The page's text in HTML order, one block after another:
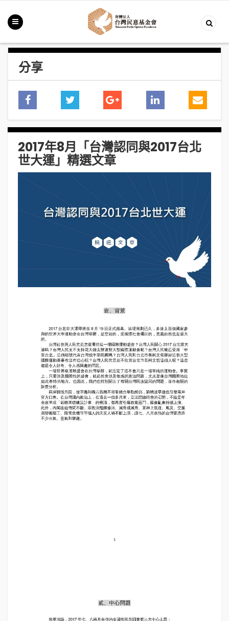
分享
2017年8月「台灣認同與2017台北
世大運」精選文章